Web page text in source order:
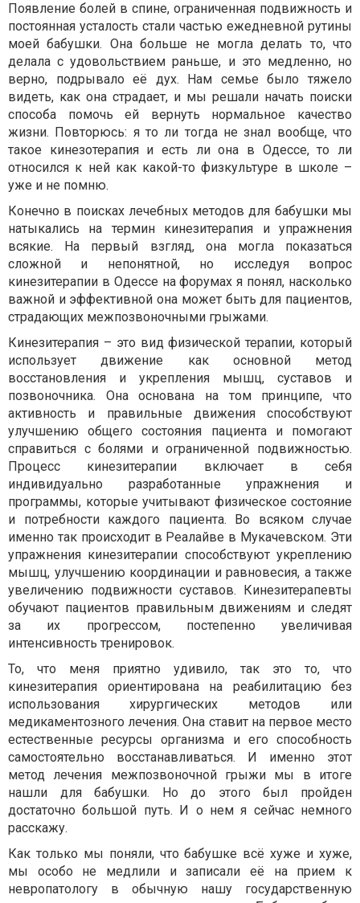
Появление болей в спине, ограниченная подвижность и
постоянная усталость стали частью ежедневной рутины
моей бабушки. Она больше не могла делать то, что
делала с удовольствием раньше, и это медленно, но
верно, подрывало её дух. Нам семье было тяжело
видеть, как она страдает, и мы решали начать поиски
способа помочь ей вернуть нормальное качество
жизни. Повторюсь: я то ли тогда не знал вообще, что
такое кинезотерапия и есть ли она в Одессе, то ли
относился к ней как какой-то физкультуре в школе –
уже и не помню.
Конечно в поисках лечебных методов для бабушки мы
натыкались на термин кинезитерапия и упражнения
всякие. На первый взгляд, она могла показаться
сложной и непонятной, но исследуя вопрос
кинезитерапии в Одессе на форумах я понял, насколько
важной и эффективной она может быть для пациентов,
страдающих межпозвоночными грыжами.
Кинезитерапия – это вид физической терапии, который
использует движение как основной метод
восстановления и укрепления мышц, суставов и
позвоночника. Она основана на том принципе, что
активность и правильные движения способствуют
улучшению общего состояния пациента и помогают
справиться с болями и ограниченной подвижностью.
Процесс кинезитерапии включает в себя
индивидуально разработанные упражнения и
программы, которые учитывают физическое состояние
и потребности каждого пациента. Во всяком случае
именно так происходит в Реалайве в Мукачевском. Эти
упражнения кинезитерапии способствуют укреплению
мышц, улучшению координации и равновесия, а также
увеличению подвижности суставов. Кинезитерапевты
обучают пациентов правильным движениям и следят
за их прогрессом, постепенно увеличивая
интенсивность тренировок.
То, что меня приятно удивило, так это то, что
кинезитерапия ориентирована на реабилитацию без
использования хирургических методов или
медикаментозного лечения. Она ставит на первое место
естественные ресурсы организма и его способность
самостоятельно восстанавливаться. И именно этот
метод лечения межпозвоночной грыжи мы в итоге
нашли для бабушки. Но до этого был пройден
достаточно большой путь. И о нем я сейчас немного
расскажу.
Как только мы поняли, что бабушке всё хуже и хуже,
мы особо не медлили и записали её на прием к
невропатологу в обычную нашу государственную